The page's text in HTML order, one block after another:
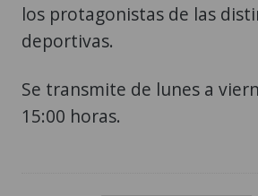
los protagonistas de las
deportivas.
Se transmite de lunes a
15:00 horas.